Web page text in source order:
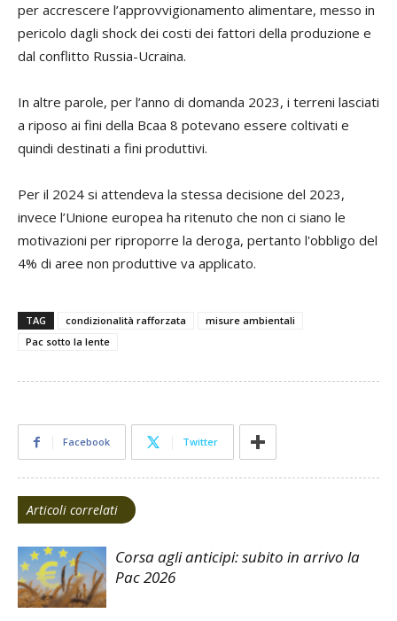
per accrescere l’approvvigionamento alimentare, messo in
pericolo dagli shock dei costi dei fattori della produzione e
dal conflitto Russia-Ucraina.
In altre parole, per l’anno di domanda 2023, i terreni lasciati
a riposo ai fini della Bcaa 8 potevano essere coltivati e
quindi destinati a fini produttivi.
Per il 2024 si attendeva la stessa decisione del 2023,
invece l’Unione europea ha ritenuto che non ci siano le
motivazioni per riproporre la deroga, pertanto l'obbligo del
4% di aree non produttive va applicato.
TAG condizionalità rafforzata
misure ambientali
Pac sotto la lente
Facebook Twitter
Articoli correlati
Corsa agli anticipi: subito in arrivo la
Pac 2026